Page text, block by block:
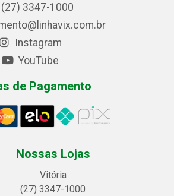
(27) 3347-1000
Instagram
YouTube
de Pagamento
Nossas Lojas
Vitória
(27) 3347-1000